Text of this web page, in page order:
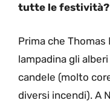
tutte le festività?
Prima che
lampadina gli
candele (molto
diversi incendi). A